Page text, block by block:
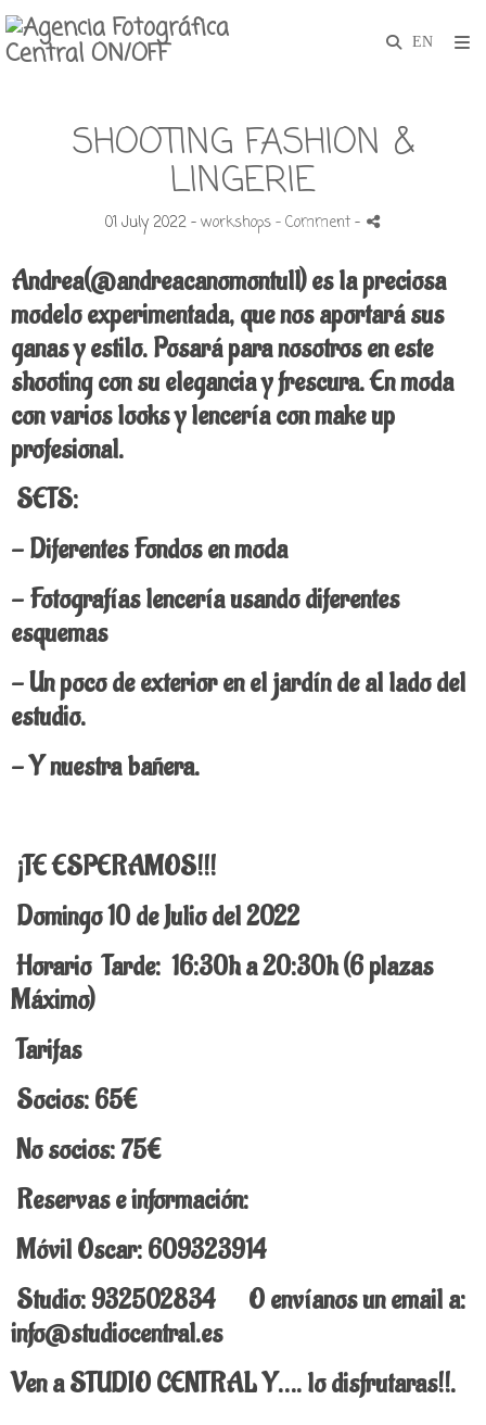
SHOOTING FASHION &
LINGERIE
01 July 2022 -workshops - Comment-
Andrea(@andreacanomontull) es la preciosa
modelo experimentada, que nos aportará sus
ganas y estilo. Posará para nosotros en este
shooting con su elegancia y frescura.En moda
con varios looks y lencería con make up
profesional.
SETS:
- Diferentes Fondos en moda
- Fotografías lencería usando diferentes
esquemas
- Un poco de exterior en el jardín de al lado del
estudio.
- Y nuestra bañera.
¡TE ESPERAMOS!!!
Domingo 10 de Julio del 2022
Horario Tarde: 16:30h a 20:30h (6 plazas
Máximo)
Tarifas
Socios: 65€
No socios: 75€
Reservas e información:
Móvil Oscar: 609323914
Studio: 932502834 O envíanos un email a:
info@studiocentral.es
Ven a STUDIO CENTRAL Y…. lo disfrutaras!!.